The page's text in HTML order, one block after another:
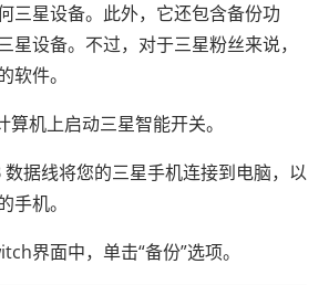
三星设备。此外，它还包含备份功
星设备。不过，对于三星粉丝来说，
软件。
机上启动三星智能开关。
数据线将您的三星手机连接到电脑，以
手机。
界面中，单击“备份”选项。